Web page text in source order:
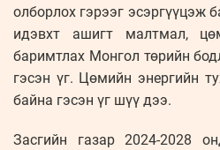
олборлох гэрээг эсэргүүцэж
идэвхт ашигт малтмал,
баримтлах Монгол төрийн
гэсэн үг. Цөмийн энергийн
байна гэсэн үг шүү дээ.
Засгийн газар 2024-2028